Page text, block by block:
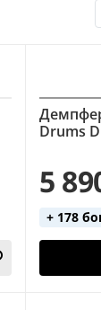
Drums
5
+ 178